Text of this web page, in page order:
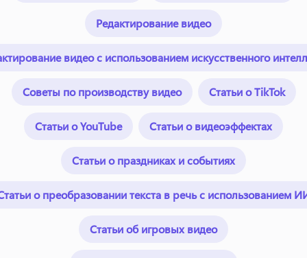
Редактирование видео
видео с использованием искусственного
Советы по производству видео Статьи о TikTok
Статьи о YouTube Статьи о видеоэффектах
Статьи о праздниках и событиях
о преобразовании текста в речь с использованием
Статьи об игровых видео